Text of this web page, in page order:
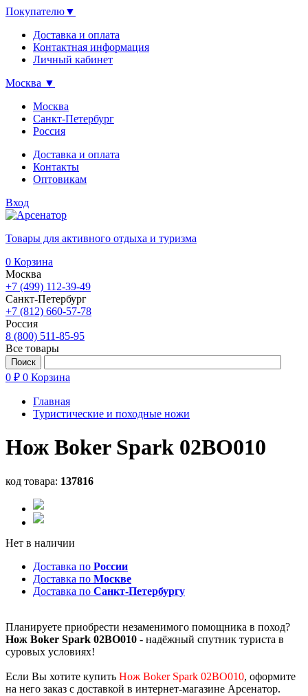
Покупателю▼
Доставка и оплата
Контактная информация
Личный кабинет
Москва ▼
Москва
Санкт-Петербург
Россия
Доставка и оплата
Контакты
Оптовикам
Вход
Товары для активного отдыха и туризма
0 Корзина
Москва
+7 (499) 112-39-49
Санкт-Петербург
+7 (812) 660-57-78
Россия
8 (800) 511-85-95
Все товары
0 ₽ 0 Корзина
Главная
Туристические и походные ножи
Нож Boker Spark 02BO010
код товара: 137816
Нет в наличии
Доставка по России
Доставка по Москве
Доставка по Санкт-Петербургу
Планируете приобрести незаменимого помощника в поход?
Нож Boker Spark 02BO010 - надёжный спутник туриста в
суровых условиях!
Если Вы хотите купить Нож Boker Spark 02BO010, оформите
на него заказ с доставкой в интернет-магазине Арсенатор.